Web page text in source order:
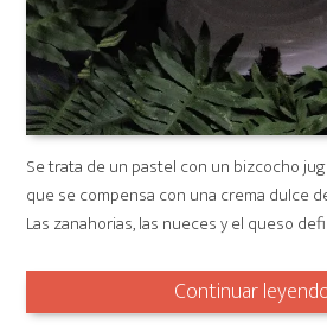
Se trata de un pastel con un bizcocho
que se compensa con una crema dulce
Las zanahorias, las nueces y el queso
Continuar